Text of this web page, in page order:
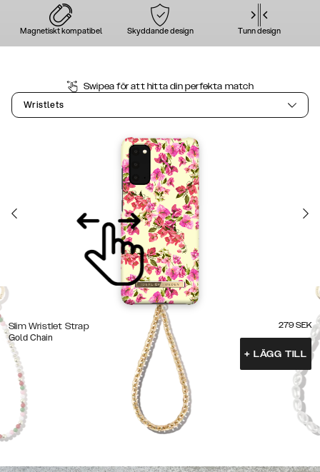
Magnetiskt kompatibel Skyddande design Tunn design
Swipea för att hitta din perfekta match
Wristlets
Slim Wristlet Strap
Gold Chain
279 SEK
+ LÄGG TILL